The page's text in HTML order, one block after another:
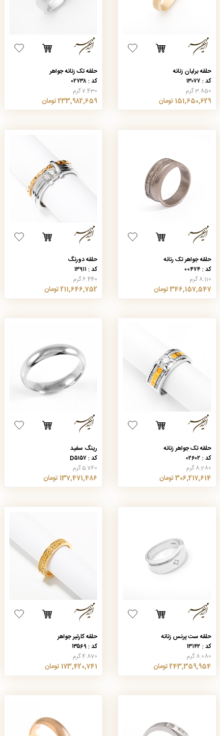
حلقه برلیان زنانه
کد : ۱۳۰۷۷
3.850 گرم
151,650,629 تومان
حلقه تک زنانه جواهر
کد : ۰۲۷۳۸
7.430 گرم
233,982,659 تومان
حلقه جواهر تک رنانه
کد : ۰۰۴۷۴
8.110 گرم
346,157,547 تومان
حلقه دورنگ
کد : ۱۳۹۱۱
6.440 گرم
211,646,752 تومان
حلقه تک جواهر زنانه
کد : ۰۲۶۰۲
8.280 گرم
306,217,614 تومان
رینگ سفید
کد : D۵۱۵۷
5.760 گرم
137,471,486 تومان
حلقه ست پرنس زنانه
کد : ۱۳۱۴۲
8.080 گرم
243,359,954 تومان
حلقه کارتیر جواهر
کد : ۱۳۵۶۹
4.870 گرم
173,420,741 تومان